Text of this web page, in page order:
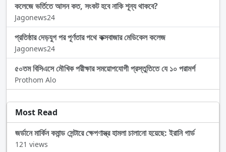
কলেজে ভর্তিতে আসন কত, সংকট হবে নাকি শূন্য থাকবে?
Jagonews24
প্রতিষ্ঠার দেড়যুগ পর পূর্ণতার পথে কক্সবাজার মেডিকেল কলেজ
Jagonews24
৫০তম বিসিএসে মৌখিক পরীক্ষার সময়োপযোগী প্রস্তুতিতে যে ১০ পরামর্শ
Prothom Alo
Most Read
জর্ডানে মার্কিন কমান্ড সেন্টারে ক্ষেপণাস্ত্র হামলা চালানো হয়েছে: ইরানি গার্ড
121 views